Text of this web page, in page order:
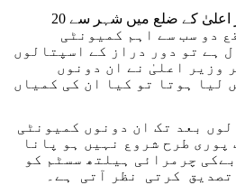
سوال اٹھتا ہے کہ جب وزیر اعلیٰ کے ضلع میں شہر سے 20
دو سب سے اہم کمیونٹی
ہے تو دور دراز کے اسپتالوں
وزیر اعلیٰ نے ان دونوں
لیا ہوتا تو کیا ان کی کمیاں
بعد تک ان دونوں کمیونٹی
پوری طرح شروع نہیں ہو پانا
چرمرائی ہیلتھ سسٹم کو
کرتی نظر آتی ہے۔